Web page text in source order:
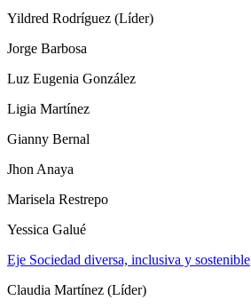
Yildred Rodríguez (Líder)
Jorge Barbosa
Luz Eugenia González
Ligia Martínez
Gianny Bernal
Jhon Anaya
Marisela Restrepo
Yessica Galué
Eje Sociedad diversa, inclusiva y sostenible
Claudia Martínez (Líder)